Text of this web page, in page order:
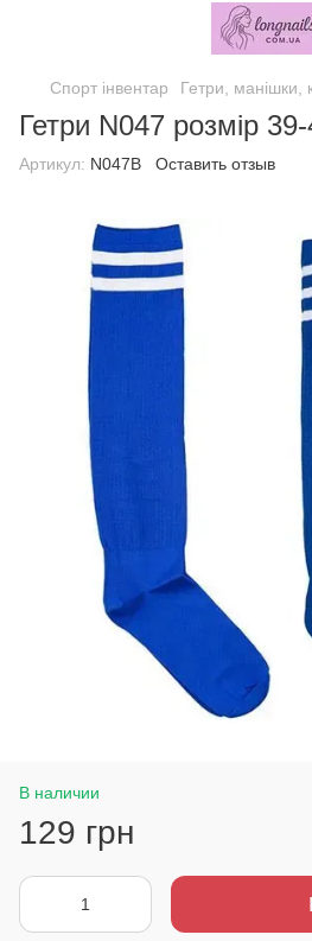
Спорт інвентар Гетри, манішки,
Гетри N047 розмір 39-
Артикул: N047B Оставить отзыв
В наличии
129 грн